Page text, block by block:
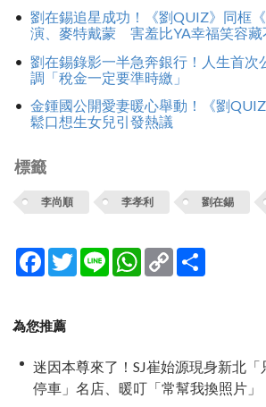
劉在錫追星成功！《劉QUIZ》同框
演、麥特戴蒙 害羞比YA幸福笑容藏
劉在錫錄影一半急奔銀行！人生首
調「稅金一定要準時繳」
金鍾國公開愛妻暖心舉動！《劉
鬆口想生女兒引發熱議
標籤
李尚順 李孝利 劉在錫
Facebook
TwitterLine WhatsApp
Copy
Link
為您推薦
迷因本尊來了！SJ崔始源現身新北「
停車」名店、暖叮「常幫我換照片」